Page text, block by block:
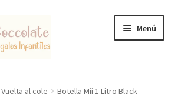
Menú
Vuelta al cole Botella Mii 1 Litro Black